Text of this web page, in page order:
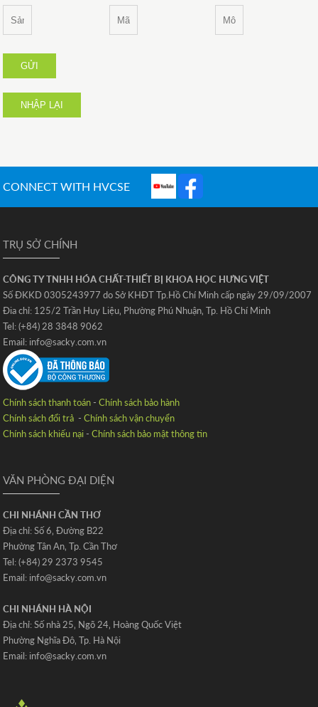
GỬI
NHẬP LẠI
CONNECT WITH HVCSE
TRỤ SỞ CHÍNH
CÔNG TY TNHH HÓA CHẤT-THIẾT BỊ KHOA HỌC HƯNG VIỆT
Số ĐKKD 0305243977 do Sở KHĐT Tp.Hồ Chí Minh cấp ngày 29/09/2007
Đia chỉ: 125/2 Trần Huy Liệu‚ Phường Phú Nhuận‚ Tp. Hồ Chí Minh
Tel: (+84) 28 3848 9062
Email: info@sacky.com.vn
Chính sách thanh toán-Chính sách bảo hành
Chính sách đổi trả -Chính sách vận chuyển
Chính sách khiếu nại-Chính sách bảo mật thông tin
VĂN PHÒNG ĐẠI DIỆN
CHI NHÁNH CẦN THƠ
Địa chỉ: Số 6‚ Đường B22
Phường Tân An‚ Tp. Cần Thơ
Tel: (+84) 29 2373 9545
Email: info@sacky.com.vn
CHI NHÁNH HÀ NỘI
Địa chỉ: Số nhà 25‚ Ngõ 24‚ Hoàng Quốc Việt
Phường Nghĩa Đô‚ Tp. Hà Nội
Email: info@sacky.com.vn